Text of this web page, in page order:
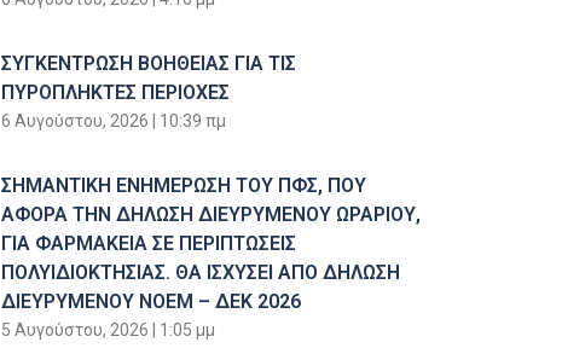
ΣΥΓΚΕΝΤΡΩΣΗ ΒΟΗΘΕΙΑΣ ΓΙΑ ΤΙΣ
ΠΥΡΟΠΛΗΚΤΕΣ ΠΕΡΙΟΧΕΣ
6 Αυγούστου, 2026 10:39 πμ
ΣΗΜΑΝΤΙΚΗ ΕΝΗΜΕΡΩΣΗ ΤΟΥ ΠΦΣ, ΠΟΥ
ΑΦΟΡΑ ΤΗΝ ΔΗΛΩΣΗ ΔΙΕΥΡΥΜΕΝΟΥ ΩΡΑΡΙΟΥ,
ΓΙΑ ΦΑΡΜΑΚΕΙΑ ΣΕ ΠΕΡΙΠΤΩΣΕΙΣ
ΠΟΛΥΙΔΙΟΚΤΗΣΙΑΣ. ΘΑ ΙΣΧΥΣΕΙ ΑΠΟ ΔΗΛΩΣΗ
ΔΙΕΥΡΥΜΕΝΟΥ ΝΟΕΜ – ΔΕΚ 2026
5 Αυγούστου, 2026 1:05 μμ